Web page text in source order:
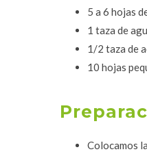
5 a 6 hojas
1 taza de
1/2 taza de
10 hojas
Colocamos